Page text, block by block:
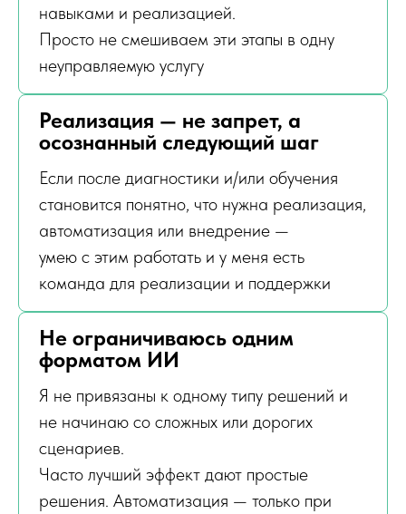
навыками и реализацией.
Просто не смешиваем эти этапы в одну
неуправляемую услугу
Реализация — не запрет, а
осознанный следующий шаг
Если после диагностики и/или обучения
становится понятно, что нужна реализация,
автоматизация или внедрение —
умею с этим работать и у меня есть
команда для реализации и поддержки
Не ограничиваюсь одним
форматом ИИ
Я не привязаны к одному типу решений и
не начинаю со сложных или дорогих
сценариев.
Часто лучший эффект дают простые
решения. Автоматизация — только при